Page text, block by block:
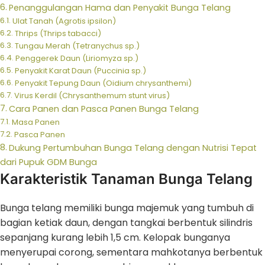
Penanggulangan Hama dan Penyakit Bunga Telang
Ulat Tanah (Agrotis ipsilon)
Thrips (Thrips tabacci)
Tungau Merah (Tetranychus sp.)
Penggerek Daun (Liriomyza sp.)
Penyakit Karat Daun (Puccinia sp.)
Penyakit Tepung Daun (Oidium chrysanthemi)
Virus Kerdil (Chrysanthemum stunt virus)
Cara Panen dan Pasca Panen Bunga Telang
Masa Panen
Pasca Panen
Dukung Pertumbuhan Bunga Telang dengan Nutrisi Tepat
dari Pupuk GDM Bunga
Karakteristik Tanaman Bunga Telang
Bunga telang memiliki bunga majemuk yang tumbuh di
bagian ketiak daun, dengan tangkai berbentuk silindris
sepanjang kurang lebih 1,5 cm. Kelopak bunganya
menyerupai corong, sementara mahkotanya berbentuk